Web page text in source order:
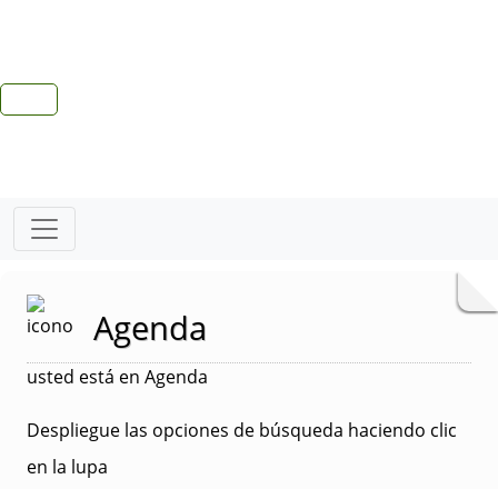
Agenda
usted está en Agenda
Despliegue las opciones de búsqueda haciendo clic
en la lupa